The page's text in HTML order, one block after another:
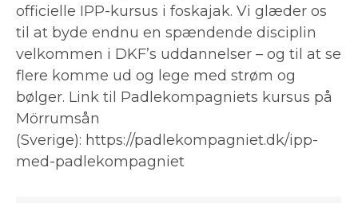
officielle IPP-kursus i foskajak. Vi glæder os
til at byde endnu en spændende disciplin
velkommen i DKF’s uddannelser – og til at se
flere komme ud og lege med strøm og
bølger. Link til Padlekompagniets kursus på
Mörrumsån
(Sverige): https://padlekompagniet.dk/ipp-
med-padlekompagniet